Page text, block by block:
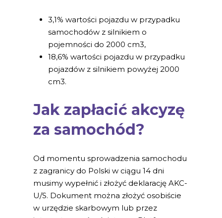
3,1% wartości pojazdu w przypadku
samochodów z silnikiem o
pojemności do 2000 cm3,
18,6% wartości pojazdu w przypadku
pojazdów z silnikiem powyżej 2000
cm3.
Jak zapłacić akcyzę
za samochód?
Od momentu sprowadzenia samochodu
z zagranicy do Polski w ciągu 14 dni
musimy wypełnić i złożyć deklarację AKC-
U/S. Dokument można złożyć osobiście
w urzędzie skarbowym lub przez